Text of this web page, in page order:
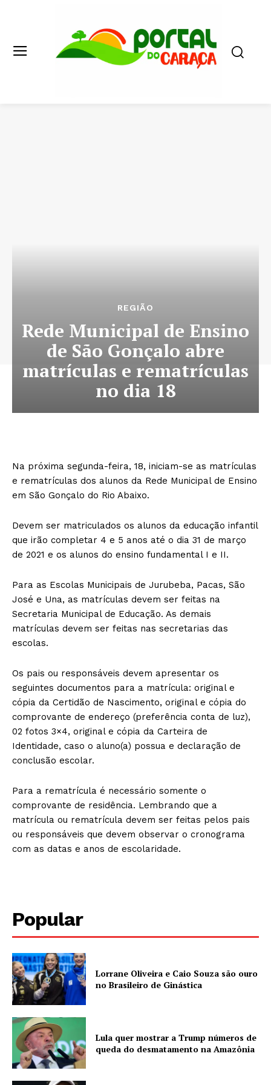
REGIÃO
Rede Municipal de Ensino
de São Gonçalo abre
matrículas e rematrículas
no dia 18
Na próxima segunda-feira, 18, iniciam-se as matrículas
e rematrículas dos alunos da Rede Municipal de Ensino
em São Gonçalo do Rio Abaixo.
Devem ser matriculados os alunos da educação infantil
que irão completar 4 e 5 anos até o dia 31 de março
de 2021 e os alunos do ensino fundamental I e II.
Para as Escolas Municipais de Jurubeba, Pacas, São
José e Una, as matrículas devem ser feitas na
Secretaria Municipal de Educação. As demais
matrículas devem ser feitas nas secretarias das
escolas.
Os pais ou responsáveis devem apresentar os
seguintes documentos para a matrícula: original e
cópia da Certidão de Nascimento, original e cópia do
comprovante de endereço (preferência conta de luz),
02 fotos 3×4, original e cópia da Carteira de
Identidade, caso o aluno(a) possua e declaração de
conclusão escolar.
Para a rematrícula é necessário somente o
comprovante de residência. Lembrando que a
matrícula ou rematrícula devem ser feitas pelos pais
ou responsáveis que devem observar o cronograma
com as datas e anos de escolaridade.
Popular
Lorrane Oliveira e Caio Souza são ouro
no Brasileiro de Ginástica
Lula quer mostrar a Trump números de
queda do desmatamento na Amazônia